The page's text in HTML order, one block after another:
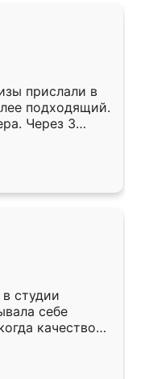
прислали в
подходящий.
Через 3
Остались
Ренессанс
студии
себе
качеством
уже почти